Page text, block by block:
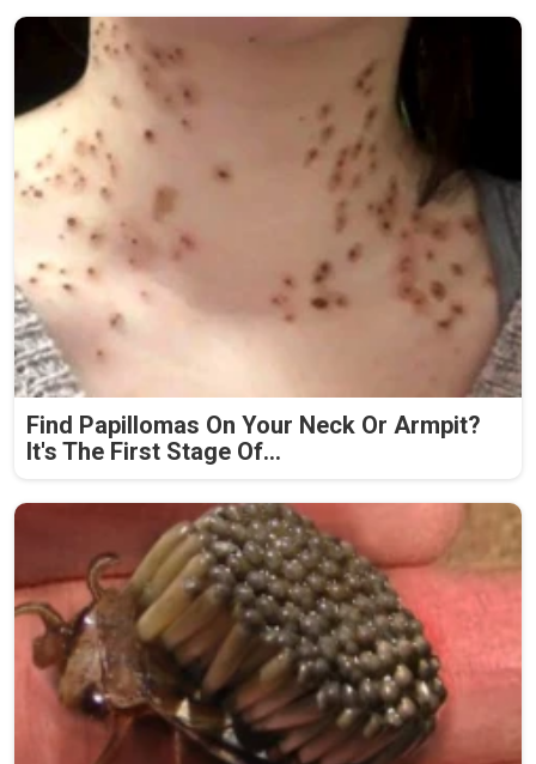
Find Papillomas On Your Neck Or Armpit?
It's The First Stage Of...